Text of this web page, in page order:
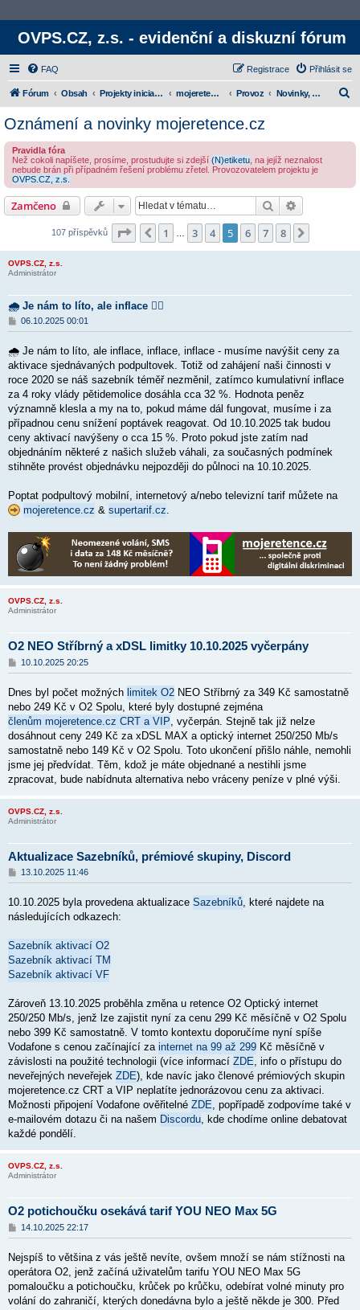
OVPS.CZ, z.s. - evidenční a diskuzní fórum
FAQ Přihlásit se
Registrace
Fórum Obsah Projekty iniciativy mojeretence.cz Provoz Novinky, oznámení a provoz
t
Oznámení a novinky mojeretence.cz
Pravidla fóra
Než cokoli napíšete, prosíme, prostudujte si zdejší (N)etiketu , na jejíž neznalost
nebude brán při případném řešení problému zřetel. Provozovatelem projektu je
OVPS.CZ, z.s.
Zamčeno Hledat
107 příspěvků Stránka 5z 8
Předchozí
1 3 4 5 6 7 8
OVPS.CZ, z.s.
Administrátor
🌧 Je nám to líto, ale inflace 🤷‍♂️
P
ř
s
p
ě
v
e
k
06.10.2025 00:01
🌧 Je nám to líto, ale inflace, inflace, inflace - musíme navýšit ceny za
aktivace sjednávaných podpultovek. Totiž od zahájení naši činnosti v
roce 2020 se náš sazebník téměř nezměnil, zatímco kumulativní inflace
za 4 roky vlády pětidemolice dosáhla cca 32 %. Hodnota peněz
významně klesla a my na to, pokud máme dál fungovat, musíme i za
případnou cenu snížení poptávek reagovat. Od 10.10.2025 tak budou
ceny aktivací navýšeny o cca 15 %. Proto pokud jste zatím nad
objednáním některé z našich služeb váhali, za současných podmínek
stihněte provést objednávku nejpozději do půlnoci na 10.10.2025.
Poptat podpultový mobilní, internetový a/nebo televizní tarif můžete na
mojeretence.cz & supertarif.cz
OVPS.CZ, z.s.
Administrátor
O2 NEO Stříbrný a xDSL limitky 10.10.2025 vyčerpány
P
ř
s
p
ě
v
e
10.10.2025 20:25
Dnes byl počet možných limitek O2 NEO Stříbrný za 349 Kč samostatně
nebo 249 Kč v O2 Spolu, které byly dostupné zejména
členům mojeretence.cz CRT a VIP , vyčerpán. Stejně tak již nelze
dosáhnout ceny 249 Kč za xDSL MAX a optický internet 250/250 Mb/s
samostatně nebo 149 Kč v O2 Spolu. Toto ukončení přišlo náhle, nemohli
jsme jej předvídat. Těm, kdož je máte objednané a nestihli jsme
zpracovat, bude nabídnuta alternativa nebo vráceny peníze v plné výši.
OVPS.CZ, z.s.
Administrátor
Aktualizace Sazebníků, prémiové skupiny, Discord
P
ř
s
p
e
13.10.2025 11:46
10.10.2025 byla provedena aktualizace Sazebníků, které najdete na
následujících odkazech:
Sazebník aktivací O2
Sazebník aktivací TM
Sazebník aktivací VF
Zároveň 13.10.2025 proběhla změna u retence O2 Optický internet
250/250 Mb/s, jenž lze zajistit nyní za cenu 299 Kč měsíčně v O2 Spolu
nebo 399 Kč samostatně. V tomto kontextu doporučíme nyní spíše
Vodafone s cenou začínající za internet na 99 až 299 Kč měsíčně v
závislosti na použité technologii (více informací ZDE, info o přístupu do
neveřejných neveřejek ZDE), kde navíc jako členové prémiových skupin
mojeretence.cz CRT a VIP neplatíte jednorázovou cenu za aktivaci.
Možnosti připojení Vodafone ověřitelné ZDE, popřípadě zodpovíme také v
e-mailovém dotazu či na našem Discordu, kde chodíme online debatovat
každé pondělí.
OVPS.CZ, z.s.
Administrátor
O2 potichoučku osekává tarif YOU NEO Max 5G
P
ř
s
p
ě
v
e
14.10.2025 22:17
Nejspíš to většina z vás ještě nevíte, ovšem množí se nám stížnosti na
operátora O2, jenž začíná uživatelům tarifu YOU NEO Max 5G
pomaloučku a potichoučku, krůček po krůčku, odebírat volné minuty pro
volání do zahraničí, kterých donedávna bylo a ještě někde je 300. Před